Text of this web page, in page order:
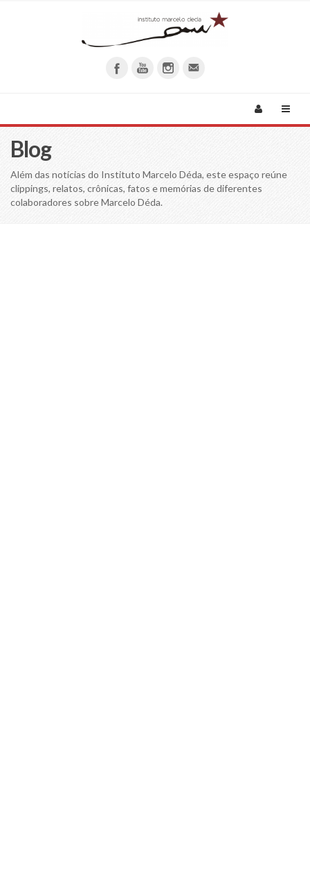
Blog
Além das notícias do Instituto Marcelo Déda, este espaço reúne
clippings, relatos, crônicas, fatos e memórias de diferentes
colaboradores sobre Marcelo Déda.